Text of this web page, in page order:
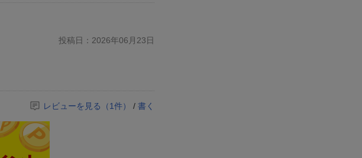
投稿日：2026年06月23日
レビューを見る（1件） / 書く